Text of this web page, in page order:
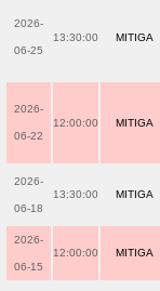
2026-
06-25
13:30:00 MITIGA
2026-
06-22
12:00:00 MITIGA
2026-
06-18
13:30:00 MITIGA
2026-
06-15
12:00:00 MITIGA